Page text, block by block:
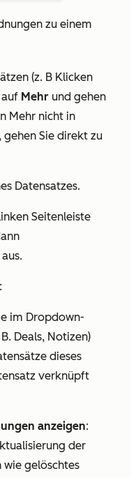
zu einem
(z. B Klicken
Mehr und gehen
Mehr nicht in
Sie direkt zu
Datensatzes.
Seitenleiste
aus.
im Dropdown-
Deals, Notizen)
dieses
verknüpft
anzeigen:
der
gelöschtes